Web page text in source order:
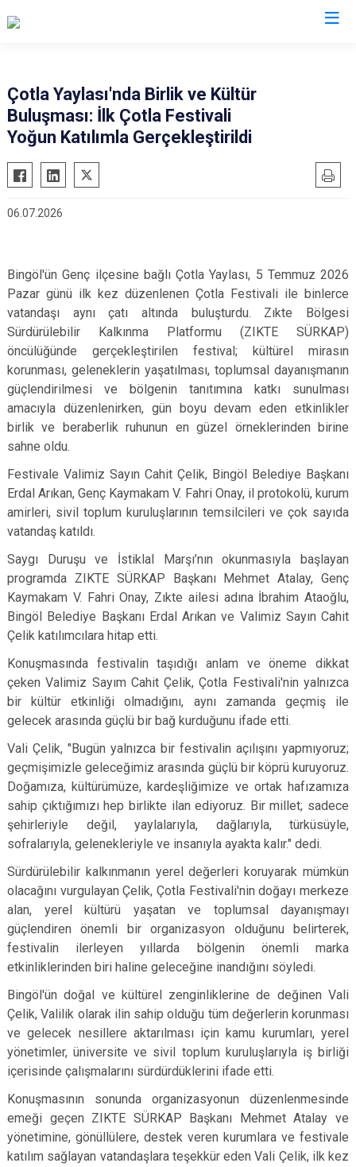
Çotla Yaylası'nda Birlik ve Kültür
Buluşması: İlk Çotla Festivali
Yoğun Katılımla Gerçekleştirildi
06.07.2026
Bingöl'ün Genç ilçesine bağlı Çotla Yaylası, 5 Temmuz 2026
Pazar günü ilk kez düzenlenen Çotla Festivali ile binlerce
vatandaşı aynı çatı altında buluşturdu. Zıkte Bölgesi
Sürdürülebilir Kalkınma Platformu (ZIKTE SÜRKAP)
öncülüğünde gerçekleştirilen festival; kültürel mirasın
korunması, geleneklerin yaşatılması, toplumsal dayanışmanın
güçlendirilmesi ve bölgenin tanıtımına katkı sunulması
amacıyla düzenlenirken, gün boyu devam eden etkinlikler
birlik ve beraberlik ruhunun en güzel örneklerinden birine
sahne oldu.
Festivale Valimiz Sayın Cahit Çelik, Bingöl Belediye Başkanı
Erdal Arıkan, Genç Kaymakam V. Fahri Onay, il protokolü, kurum
amirleri, sivil toplum kuruluşlarının temsilcileri ve çok sayıda
vatandaş katıldı.
Saygı Duruşu ve İstiklal Marşı’nın okunmasıyla başlayan
programda ZIKTE SÜRKAP Başkanı Mehmet Atalay, Genç
Kaymakam V. Fahri Onay, Zıkte ailesi adına İbrahim Ataoğlu,
Bingöl Belediye Başkanı Erdal Arıkan ve Valimiz Sayın Cahit
Çelik katılımcılara hitap etti.
Konuşmasında festivalin taşıdığı anlam ve öneme dikkat
çeken Valimiz Sayım Cahit Çelik, Çotla Festivali'nin yalnızca
bir kültür etkinliği olmadığını, aynı zamanda geçmiş ile
gelecek arasında güçlü bir bağ kurduğunu ifade etti.
Vali Çelik, "Bugün yalnızca bir festivalin açılışını yapmıyoruz;
geçmişimizle geleceğimiz arasında güçlü bir köprü kuruyoruz.
Doğamıza, kültürümüze, kardeşliğimize ve ortak hafızamıza
sahip çıktığımızı hep birlikte ilan ediyoruz. Bir millet; sadece
şehirleriyle değil, yaylalarıyla, dağlarıyla, türküsüyle,
sofralarıyla, gelenekleriyle ve insanıyla ayakta kalır." dedi.
Sürdürülebilir kalkınmanın yerel değerleri koruyarak mümkün
olacağını vurgulayan Çelik, Çotla Festivali'nin doğayı merkeze
alan, yerel kültürü yaşatan ve toplumsal dayanışmayı
güçlendiren önemli bir organizasyon olduğunu belirterek,
festivalin ilerleyen yıllarda bölgenin önemli marka
etkinliklerinden biri haline geleceğine inandığını söyledi.
Bingöl'ün doğal ve kültürel zenginliklerine de değinen Vali
Çelik, Valilik olarak ilin sahip olduğu tüm değerlerin korunması
ve gelecek nesillere aktarılması için kamu kurumları, yerel
yönetimler, üniversite ve sivil toplum kuruluşlarıyla iş birliği
içerisinde çalışmalarını sürdürdüklerini ifade etti.
Konuşmasının sonunda organizasyonun düzenlenmesinde
emeği geçen ZIKTE SÜRKAP Başkanı Mehmet Atalay ve
yönetimine, gönüllülere, destek veren kurumlara ve festivale
katılım sağlayan vatandaşlara teşekkür eden Vali Çelik, ilk kez